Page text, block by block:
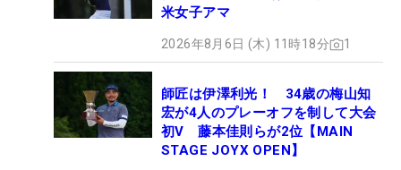
米女子アマ
2026年8月6日 (木) 11時18分 1
師匠は伊澤利光！ 34歳の梅山知
宏が4人のプレーオフを制して大会
初V 藤本佳則らが2位【MAIN
STAGE JOYX OPEN】